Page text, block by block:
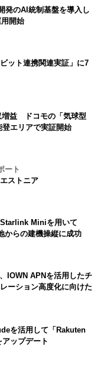
発のAI統制基盤を導入し
開始
ット連携関連実証」に7
増益 ドコモの「気球型
エリアで実証開始
ート
ストニア
Miniを用いて
からの建機操縦に成功
IOWN APNを活用したチ
ーション高度化に向けた
を活用して「Rakuten
アップデート